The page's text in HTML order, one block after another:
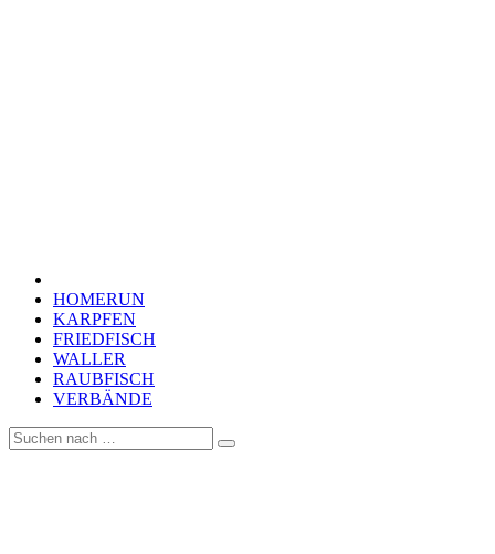
HOMERUN
KARPFEN
FRIEDFISCH
WALLER
RAUBFISCH
VERBÄNDE